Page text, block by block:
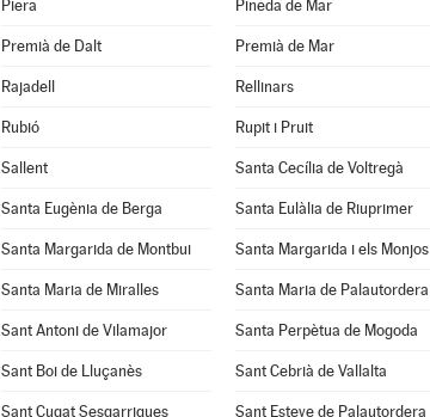
Piera Pineda de Mar
Premià de Dalt Premià de Mar
Rajadell Rellinars
Rubió Rupit i Pruit
Sallent Santa Cecília de Voltregà
Santa Eugènia de Berga Santa Eulàlia de Riuprimer
Santa Margarida de Montbui Santa Margarida i els Monjos
Santa Maria de Miralles Santa Maria de Palautordera
Sant Antoni de Vilamajor Santa Perpètua de Mogoda
Sant Boi de Lluçanès Sant Cebrià de Vallalta
Sant Cugat Sesgarrigues Sant Esteve de Palautordera